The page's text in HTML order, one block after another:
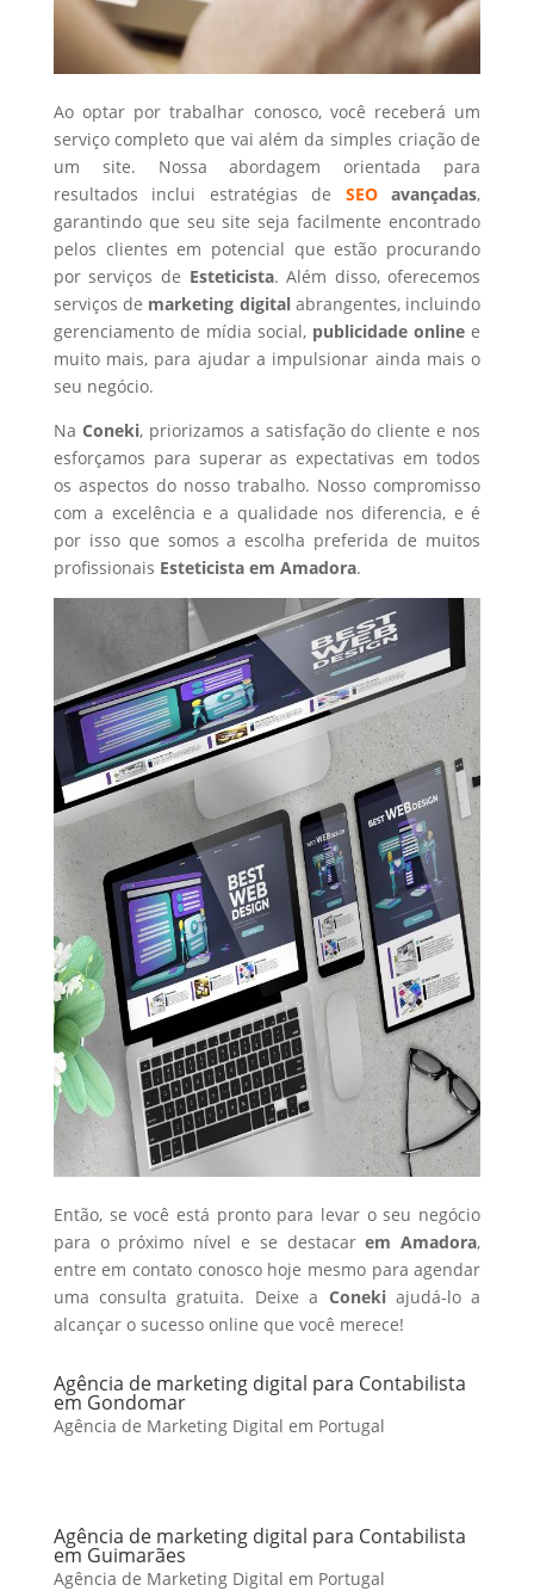
Ao optar por trabalhar conosco, você receberá um
serviço completo que vai além da simples criação de
um site. Nossa abordagem orientada para
resultados inclui estratégias de SEOavançadas,
garantindo que seu site seja facilmente encontrado
pelos clientes em potencial que estão procurando
por serviços de Esteticista. Além disso, oferecemos
serviços de marketing digital abrangentes, incluindo
gerenciamento de mídia social, publicidade online e
muito mais, para ajudar a impulsionar ainda mais o
seu negócio.
Na Coneki, priorizamos a satisfação do cliente e nos
esforçamos para superar as expectativas em todos
os aspectos do nosso trabalho. Nosso compromisso
com a excelência e a qualidade nos diferencia, e é
por isso que somos a escolha preferida de muitos
profissionais Esteticistaem Amadora.
Então, se você está pronto para levar o seu negócio
para o próximo nível e se destacarem Amadora,
entre em contato conosco hoje mesmo para agendar
uma consulta gratuita. Deixe a Conekiajudá-lo a
alcançar o sucesso online que você merece!
Agência de marketing digital para Contabilista
em Gondomar
Agência de Marketing Digital em Portugal
Agência de marketing digital para Contabilista
em Guimarães
Agência de Marketing Digital em Portugal